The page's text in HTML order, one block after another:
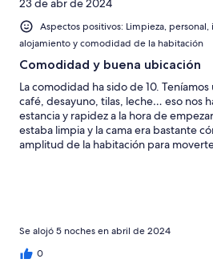
Normal
Mediocre
de
Horrible
23 de abr de 2024
Aspectos positivos: Limpieza,
alojamiento y comodidad de la habitación
Comodidad y buena ubicación
La comodidad ha sido de 10.
café, desayuno, tilas, leche… eso nos
estancia y rapidez a la hora de
estaba limpia y la cama era bastante
amplitud de la habitación para
la madera que recubre la ventana.
de estos días ha sido maravillosa,
Se alojó 5 noches en abril de 2024
0